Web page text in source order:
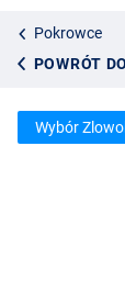
Pokrowce
POWRÓT
Wybór